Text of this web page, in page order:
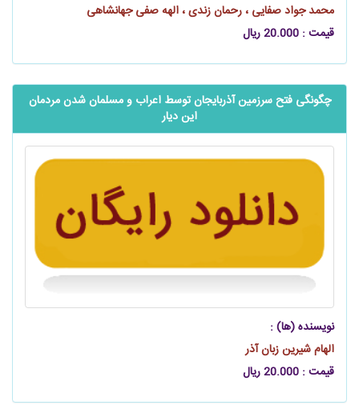
محمد جواد صفایی ، رحمان زندی ، الهه صفی جهانشاهی
قیمت : 20.000 ریال
چگونگی فتح سرزمین آذربایجان توسط اعراب و مسلمان شدن مردمان
این دیار
نویسنده (ها) :
الهام شیرین زبان آذر
قیمت : 20.000 ریال